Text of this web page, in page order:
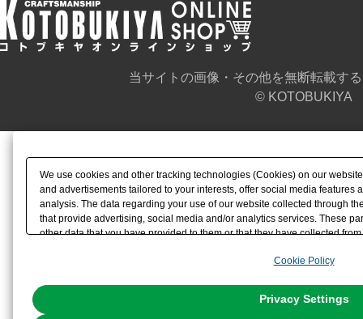
当サイトの画像・その他を無断転載す
© KOTOBUKIYA
We use cookies and other tracking technologies (Cookies) on our
and advertisements tailored to your interests, offer social media features
analysis. The data regarding your use of our website collected through
that provide advertising, social media and/or analytics services. These
other data that you have provided to them or that they have collected
the use of all Cookies except for Strictly Necessary Cookies, please
Cookie Policy
Privacy Settings